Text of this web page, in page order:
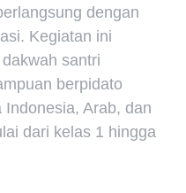
dengan
Kegiatan ini
santri
berpidato
Arab, dan
dari kelas 1 hingga